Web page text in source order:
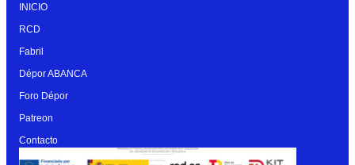
INICIO
RCD
Fabril
Dépor ABANCA
Foro Dépor
Patreon
Contacto